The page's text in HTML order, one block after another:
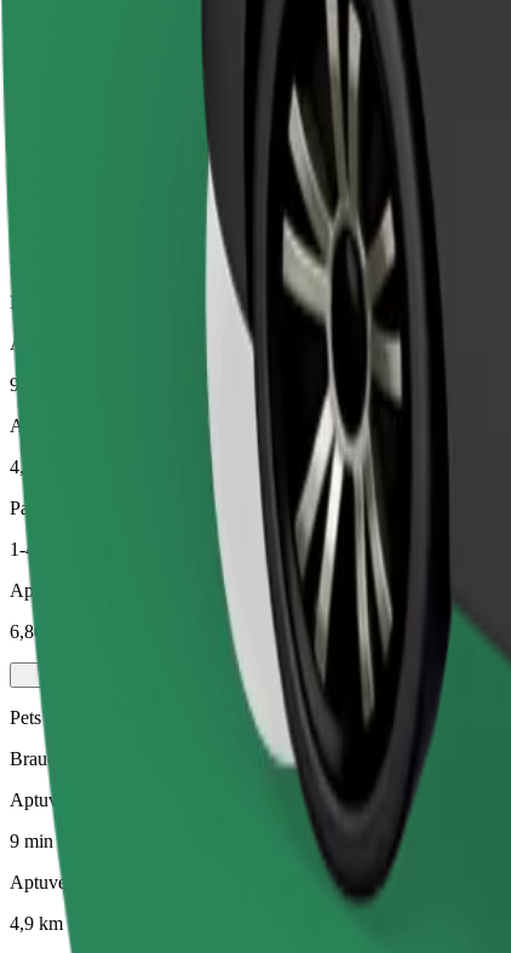
Comfort
Lielāki auto ar papildu vietu kājām un mantām
Aptuvenais brauciena ilgums
9 min
Aptuvenais attālums
4,9 km
Pasažieri
1-4
Aptuvenā cena
6,80 €
Pets
Braucieni Tev un Tavam mājdzīvniekam. Suņiem jāvalkā
Aptuvenais brauciena ilgums
9 min
Aptuvenais attālums
4,9 km